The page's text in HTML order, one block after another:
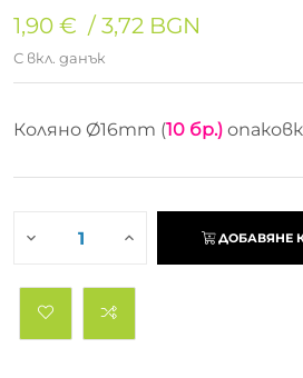
1,90 € 3,72 BGN
С вкл. данък
Коляно Ø16mm (10 бр.)
ДОБАВЯНЕ